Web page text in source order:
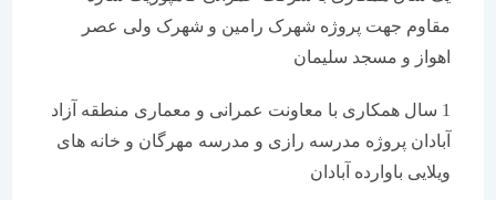
مقاوم جهت پروژه شهرک رامین و شهرک ولی عصر
اهواز و مسجد سلیمان
1 سال همکاری با معاونت عمرانی و معماری منطقه آزاد
آبادان پروژه مدرسه رازی و مدرسه مهرگان و خانه های
ویلایی باوارده آبادان